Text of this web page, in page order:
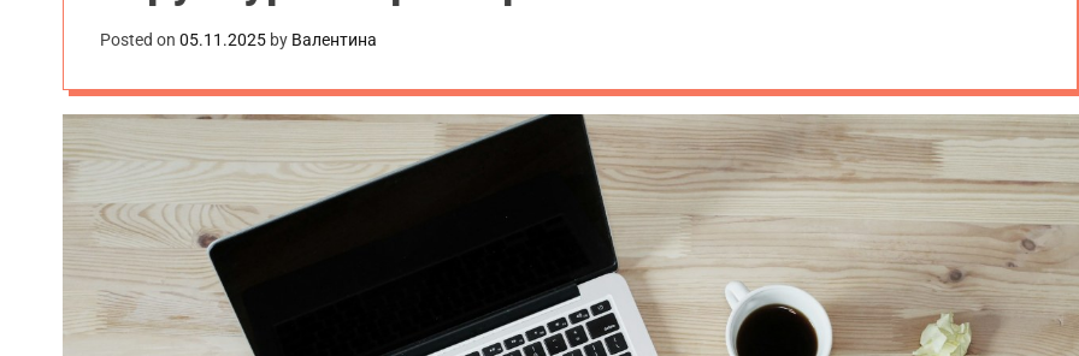
Posted on 05.11.2025 by Валентина